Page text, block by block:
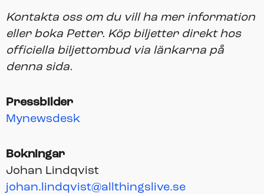
Kontakta oss om du vill ha mer information
eller boka Petter. Köp biljetter direkt hos
officiella biljettombud via länkarna på
denna sida.
Pressbilder
Mynewsdesk
Bokningar
Johan Lindqvist
johan.lindqvist@allthingslive.se